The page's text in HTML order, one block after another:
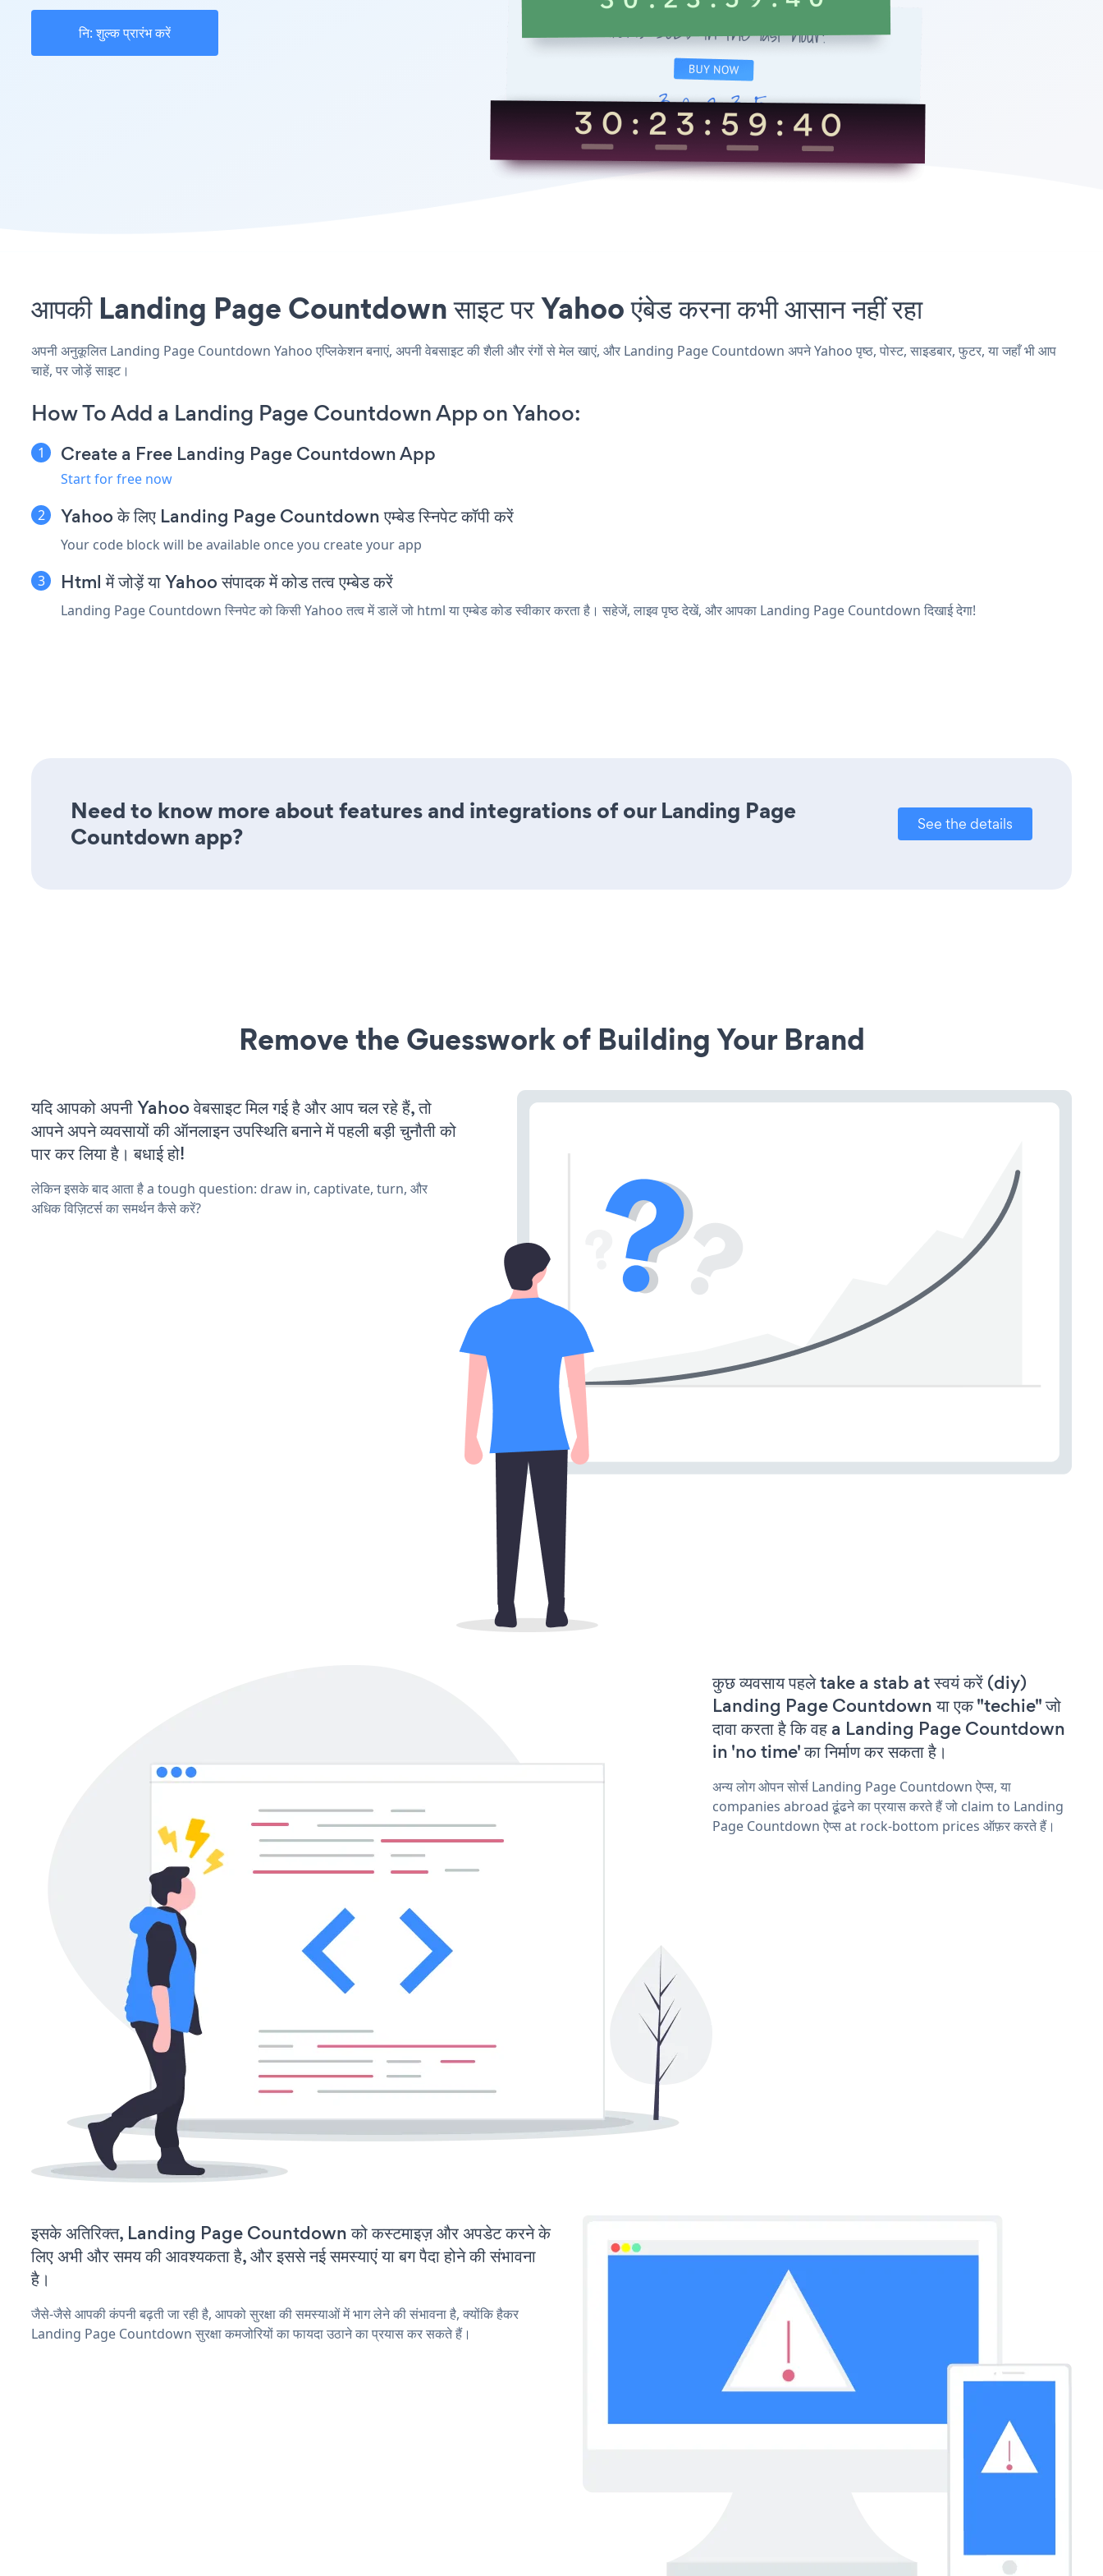
नि: शुल्क प्रारंभ करें
आपकी Landing Page Countdown साइट पर Yahoo एंबेड करना कभी आसान नहीं रहा
अपनी अनुकूलित Landing Page Countdown Yahoo एप्लिकेशन बनाएं, अपनी वेबसाइट की शैली और रंगों से मेल खाएं, और Landing Page Countdown अपने Yahoo पृष्ठ, पोस्ट, साइडबार, फुटर, या जहाँ भी आप
चाहें, पर जोड़ें साइट।
How To Add a Landing Page Countdown App on Yahoo:
Create a Free Landing Page Countdown App
Start for free now
Yahoo के लिए Landing Page Countdown एम्बेड स्निपेट कॉपी करें
Your code block will be available once you create your app
Html में जोड़ें या Yahoo संपादक में कोड तत्व एम्बेड करें
Landing Page Countdown स्निपेट को किसी Yahoo तत्व में डालें जो html या एम्बेड कोड स्वीकार करता है। सहेजें, लाइव पृष्ठ देखें, और आपका Landing Page Countdown दिखाई देगा!
Need to know more about features and integrations of our Landing Page
Countdown app?
See the details
Remove the Guesswork of Building Your Brand
यदि आपको अपनी Yahoo वेबसाइट मिल गई है और आप चल रहे हैं, तो
आपने अपने व्यवसायों की ऑनलाइन उपस्थिति बनाने में पहली बड़ी चुनौती को
पार कर लिया है। बधाई हो!
लेकिन इसके बाद आता है a tough question: draw in, captivate, turn, और
अधिक विज़िटर्स का समर्थन कैसे करें?
कुछ व्यवसाय पहले take a stab at स्वयं करें (diy)
Landing Page Countdown या एक "techie" जो
दावा करता है कि वह a Landing Page Countdown
in 'no time' का निर्माण कर सकता है।
अन्य लोग ओपन सोर्स Landing Page Countdown ऐप्स, या
companies abroad ढूंढने का प्रयास करते हैं जो claim to Landing
Page Countdown ऐप्स at rock-bottom prices ऑफ़र करते हैं।
इसके अतिरिक्त, Landing Page Countdown को कस्टमाइज़ और अपडेट करने के
लिए अभी और समय की आवश्यकता है, और इससे नई समस्याएं या बग पैदा होने की संभावना
है।
जैसे-जैसे आपकी कंपनी बढ़ती जा रही है, आपको सुरक्षा की समस्याओं में भाग लेने की संभावना है, क्योंकि हैकर
Landing Page Countdown सुरक्षा कमजोरियों का फायदा उठाने का प्रयास कर सकते हैं।